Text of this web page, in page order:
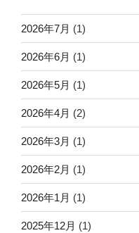
2026年7月 (1)
2026年6月 (1)
2026年5月 (1)
2026年4月 (2)
2026年3月 (1)
2026年2月 (1)
2026年1月 (1)
2025年12月 (1)